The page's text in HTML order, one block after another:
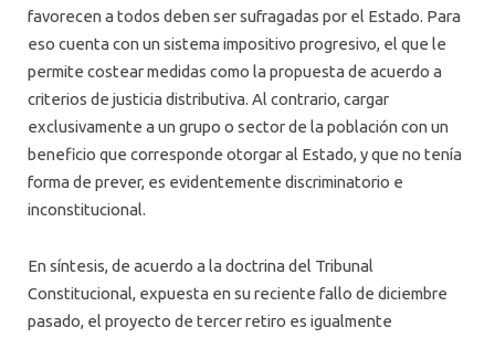
favorecen a todos deben ser sufragadas por el Estado. Para
eso cuenta con un sistema impositivo progresivo, el que le
permite costear medidas como la propuesta de acuerdo a
criterios de justicia distributiva. Al contrario, cargar
exclusivamente a un grupo o sector de la población con un
beneficio que corresponde otorgar al Estado, y que no tenía
forma de prever, es evidentemente discriminatorio e
inconstitucional.
En síntesis, de acuerdo a la doctrina del Tribunal
Constitucional, expuesta en su reciente fallo de diciembre
pasado, el proyecto de tercer retiro es igualmente